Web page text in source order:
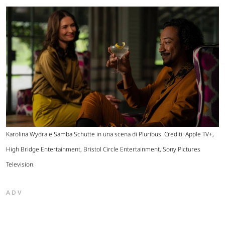
Karolina Wydra e Samba Schutte in una scena di Pluribus. Crediti: Apple TV+,
High Bridge Entertainment, Bristol Circle Entertainment, Sony Pictures
Television.
ADV